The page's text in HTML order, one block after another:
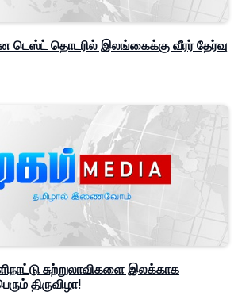
டெஸ்ட் தொடரில் இலங்கைக்கு வீரர் தேர்வு
சுற்றுலாவிகளை இலக்காக
திருவிழா!